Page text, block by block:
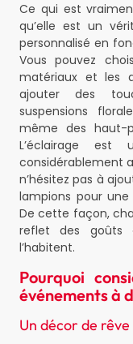
Ce qui est
qu’elle est un
personnalisé en
Vous pouvez
matériaux et les
ajouter des
suspensions
même des haut-
L’éclairage
considérablement
n’hésitez pas à
lampions pour
De cette façon,
reflet des goûts
l’habitent.
Pourquoi
événements à
Un décor de rêve